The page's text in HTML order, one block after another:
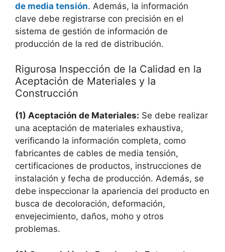
de media tensión. Además, la información
clave debe registrarse con precisión en el
sistema de gestión de información de
producción de la red de distribución.
Rigurosa Inspección de la Calidad en la
Aceptación de Materiales y la
Construcción
(1) Aceptación de Materiales: Se debe realizar
una aceptación de materiales exhaustiva,
verificando la información completa, como
fabricantes de cables de media tensión,
certificaciones de productos, instrucciones de
instalación y fecha de producción. Además, se
debe inspeccionar la apariencia del producto en
busca de decoloración, deformación,
envejecimiento, daños, moho y otros
problemas.